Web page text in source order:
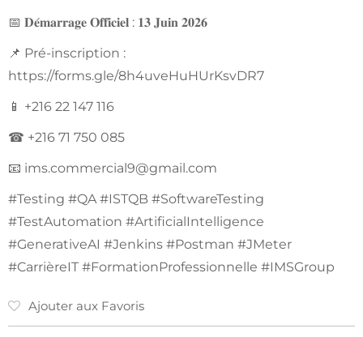
📅 𝐃𝐞́𝐦𝐚𝐫𝐫𝐚𝐠𝐞 𝐎𝐟𝐟𝐢𝐜𝐢𝐞𝐥 : 𝟏𝟑 𝐉𝐮𝐢𝐧 𝟐𝟎𝟐𝟔
📌 Pré-inscription :
https://forms.gle/8h4uveHuHUrKsvDR7
📱 +216 22 147 116
☎ +216 71 750 085
📧 ims.commercial9@gmail.com
#Testing #QA #ISTQB #SoftwareTesting
#TestAutomation #ArtificialIntelligence
#GenerativeAI #Jenkins #Postman #JMeter
#CarrièreIT #FormationProfessionnelle #IMSGroup
Ajouter aux Favoris